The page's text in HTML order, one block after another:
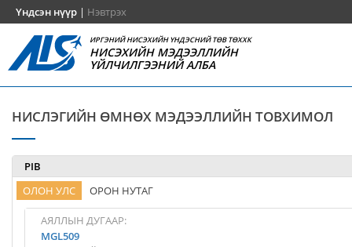
Үндсэн нүүр | Нэвтрэх
ИРГЭНИЙ НИСЭХИЙН ҮНДЭСНИЙ ТӨВ ТӨХХК
НИСЭХИЙН МЭДЭЭЛЛИЙН
ҮЙЛЧИЛГЭЭНИЙ АЛБА
НИСЛЭГИЙН ӨМНӨХ МЭДЭЭЛЛИЙН ТОВХИМОЛ
PIB
ОЛОН УЛС
ОРОН НУТАГ
АЯЛЛЫН ДУГААР:
MGL509